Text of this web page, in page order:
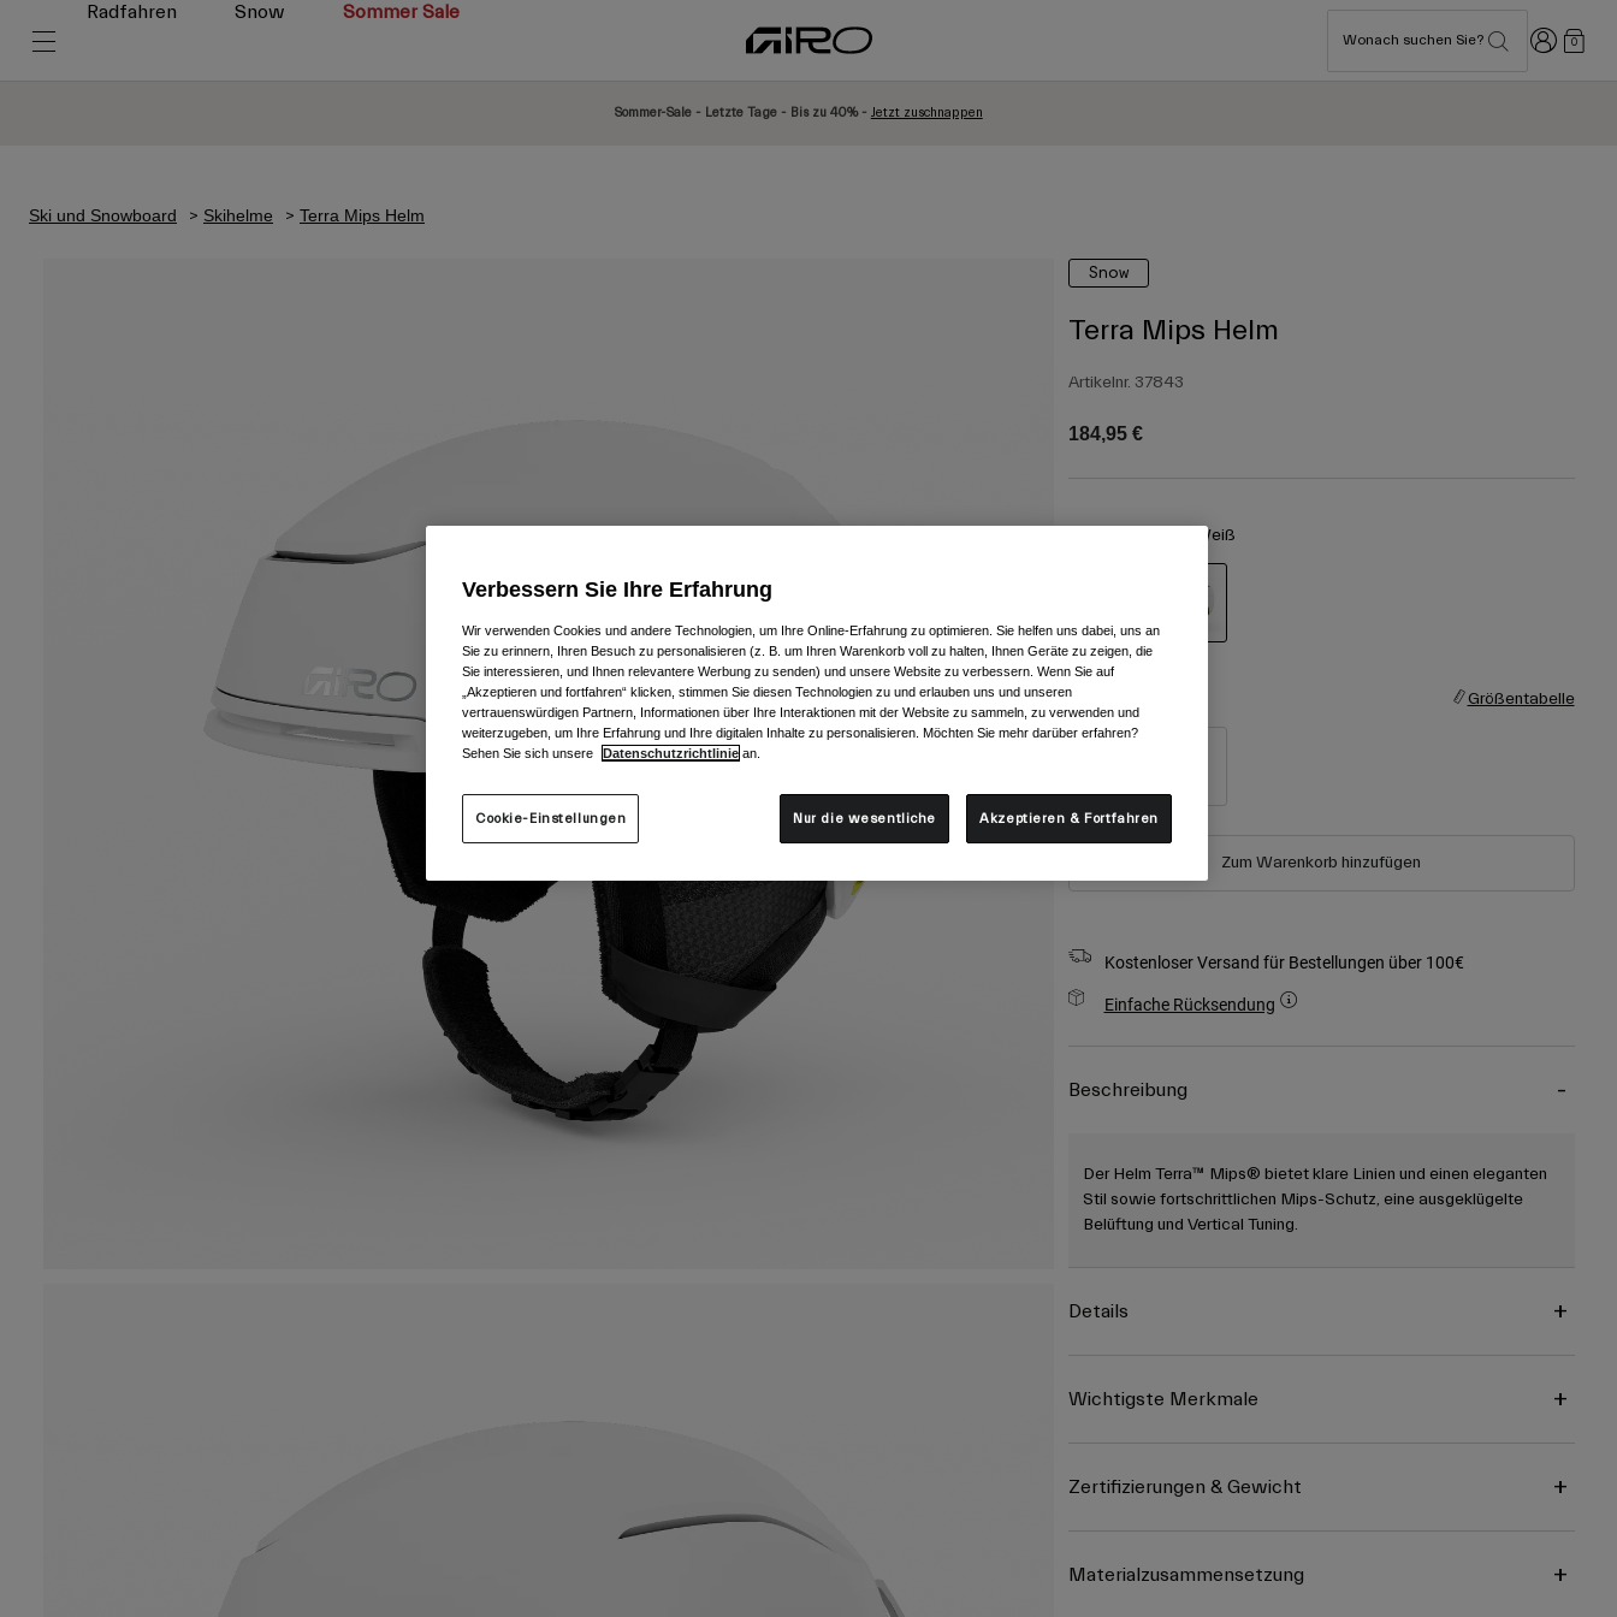
Radfahren Snow Sommer Sale
Wonach suchen Sie? Anmelden
0
Sommer-Sale - Letzte Tage - Bis zu 40% - Jetzt zuschnappen
Ski und Snowboard Skihelme Terra Mips Helm
Snow
Terra Mips Helm
Artikelnr. 37843
184,95 €
Mattes Weiß
Größe Größentabelle
Zum Warenkorb hinzufügen
Kostenloser Versand für Bestellungen über 100€
Einfache Rücksendung
Beschreibung
Der Helm Terra™ Mips® bietet klare Linien und einen eleganten
Stil sowie fortschrittlichen Mips-Schutz, eine ausgeklügelte
Belüftung und Vertical Tuning.
Details
Wichtigste Merkmale
Zertifizierungen & Gewicht
Materialzusammensetzung
Verbessern Sie Ihre Erfahrung
Wir verwenden Cookies und andere Technologien, um Ihre Online-Erfahrung zu optimieren. Sie helfen uns dabei, uns an
Sie zu erinnern, Ihren Besuch zu personalisieren (z. B. um Ihren Warenkorb voll zu halten, Ihnen Geräte zu zeigen, die
Sie interessieren, und Ihnen relevantere Werbung zu senden) und unsere Website zu verbessern. Wenn Sie auf
„Akzeptieren und fortfahren“ klicken, stimmen Sie diesen Technologien zu und erlauben uns und unseren
vertrauenswürdigen Partnern, Informationen über Ihre Interaktionen mit der Website zu sammeln, zu verwenden und
weiterzugeben, um Ihre Erfahrung und Ihre digitalen Inhalte zu personalisieren. Möchten Sie mehr darüber erfahren?
Sehen Sie sich unsere
Datenschutzrichtlinie an.
Cookie-Einstellungen Nur die wesentliche Akzeptieren & Fortfahren